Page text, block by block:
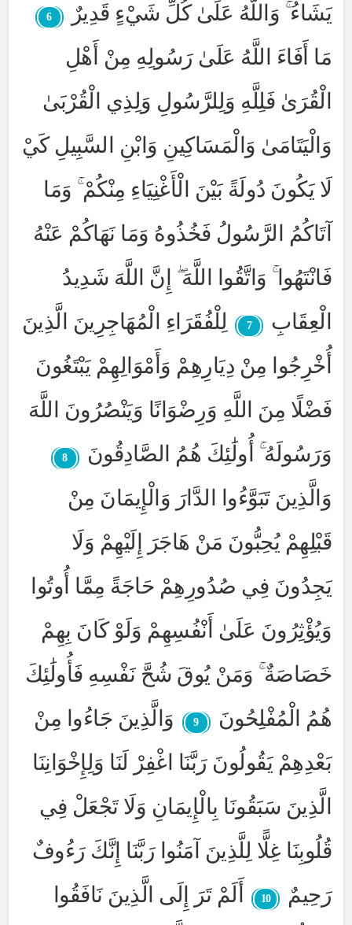
يَشَاءُ ۚ وَاللَّهُ عَلَىٰ كُلِّ شَيْءٍ قَدِيرٌ
6
مَا أَفَاءَ اللَّهُ عَلَىٰ رَسُولِهِ مِنْ أَهْلِ
الْقُرَىٰ فَلِلَّهِ وَلِلرَّسُولِ وَلِذِي الْقُرْبَىٰ
وَالْيَتَامَىٰ وَالْمَسَاكِينِ وَابْنِ السَّبِيلِ كَيْ
لَا يَكُونَ دُولَةً بَيْنَ الْأَغْنِيَاءِ مِنْكُمْ ۚ وَمَا
آتَاكُمُ الرَّسُولُ فَخُذُوهُ وَمَا نَهَاكُمْ عَنْهُ
فَانْتَهُوا ۚ وَاتَّقُوا اللَّهَ ۖ إِنَّ اللَّهَ شَدِيدُ
الْعِقَابِ
7
لِلْفُقَرَاءِ الْمُهَاجِرِينَ الَّذِينَ
أُخْرِجُوا مِنْ دِيَارِهِمْ وَأَمْوَالِهِمْ يَبْتَغُونَ
فَضْلًا مِنَ اللَّهِ وَرِضْوَانًا وَيَنْصُرُونَ اللَّهَ
وَرَسُولَهُ ۚ أُولَٰئِكَ هُمُ الصَّادِقُونَ
8
وَالَّذِينَ تَبَوَّءُوا الدَّارَ وَالْإِيمَانَ مِنْ
قَبْلِهِمْ يُحِبُّونَ مَنْ هَاجَرَ إِلَيْهِمْ وَلَا
يَجِدُونَ فِي صُدُورِهِمْ حَاجَةً مِمَّا أُوتُوا
وَيُؤْثِرُونَ عَلَىٰ أَنْفُسِهِمْ وَلَوْ كَانَ بِهِمْ
خَصَاصَةٌ ۚ وَمَنْ يُوقَ شُحَّ نَفْسِهِ فَأُولَٰئِكَ
هُمُ الْمُفْلِحُونَ
9
وَالَّذِينَ جَاءُوا مِنْ
بَعْدِهِمْ يَقُولُونَ رَبَّنَا اغْفِرْ لَنَا وَلِإِخْوَانِنَا
الَّذِينَ سَبَقُونَا بِالْإِيمَانِ وَلَا تَجْعَلْ فِي
قُلُوبِنَا غِلًّا لِلَّذِينَ آمَنُوا رَبَّنَا إِنَّكَ رَءُوفٌ
رَحِيمٌ
10 أَلَمْ تَرَ إِلَى الَّذِينَ نَافَقُوا